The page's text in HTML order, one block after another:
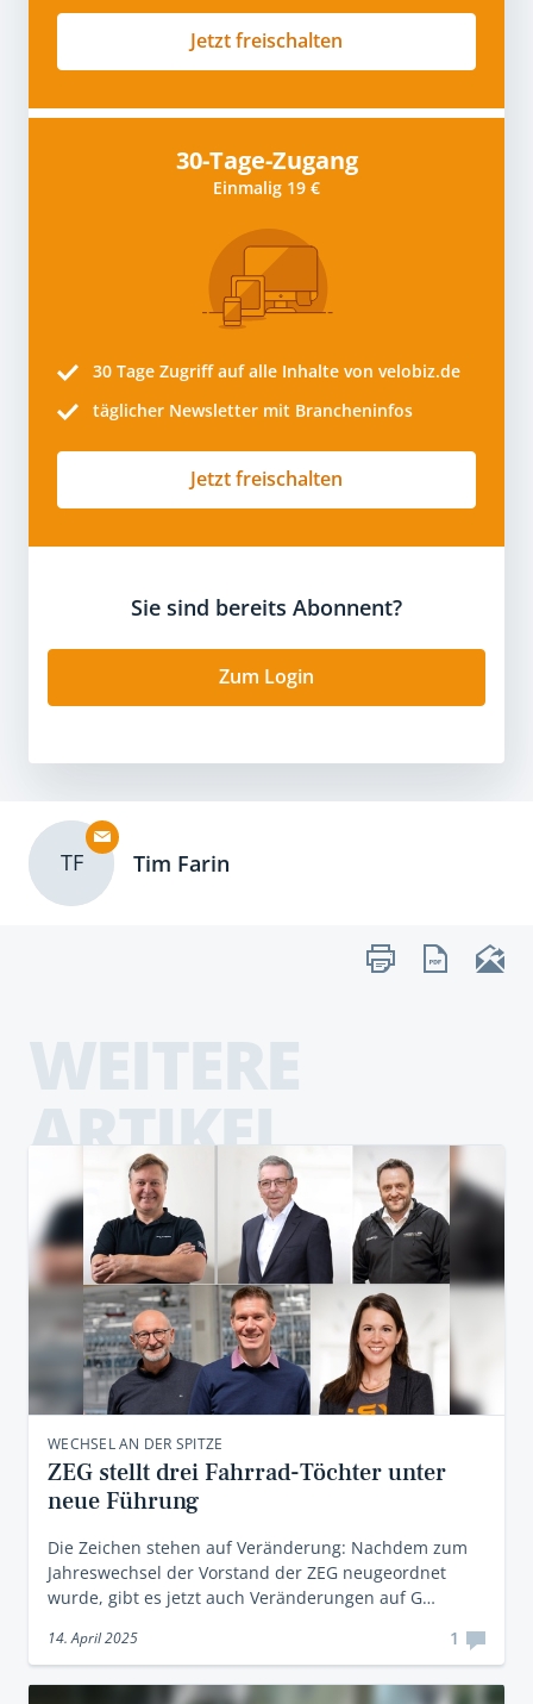
Jetzt freischalten
30-Tage-Zugang
Einmalig 19 €
30 Tage Zugriff auf alle Inhalte von velobiz.de
täglicher Newsletter mit Brancheninfos
Jetzt freischalten
Sie sind bereits Abonnent?
Zum Login
TF Tim Farin
ARTIKEL
WECHSEL AN DER SPITZE
ZEG stellt drei Fahrrad-Töchter unter
neue Führung
Die Zeichen stehen auf Veränderung: Nachdem zum
Jahreswechsel der Vorstand der ZEG neugeordnet
wurde, gibt es jetzt auch Veränderungen auf G…
14. April 2025 1